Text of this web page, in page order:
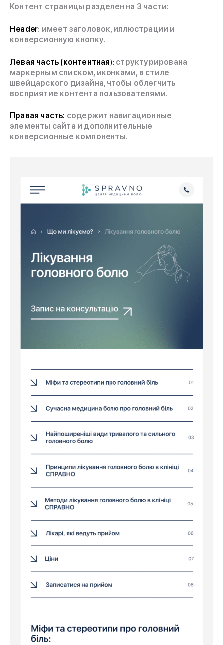
Контент страницы разделен на 3 части:
Header: имеет заголовок, иллюстрации и
конверсионную кнопку.
Левая часть (контентная): структурирована
маркерным списком, иконками, в стиле
швейцарского дизайна, чтобы облегчить
восприятие контента пользователями.
Правая часть: содержит навигационные
элементы сайта и дополнительные
конверсионные компоненты.